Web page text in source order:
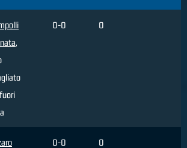
,
0-0 0
0-0 0